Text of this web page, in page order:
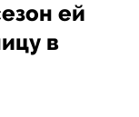
ей
в